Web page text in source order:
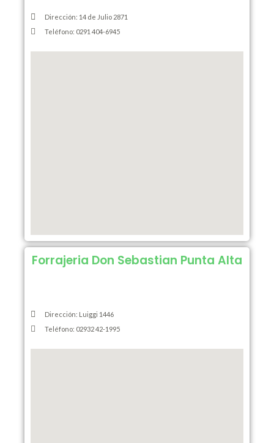
Dirección: 14 de Julio 2871
Teléfono: 0291 404-6945
Forrajeria Don Sebastian Punta Alta
Dirección: Luiggi 1446
Teléfono: 02932 42-1995